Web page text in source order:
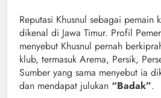
Reputasi Khusnul sebagai pemain
dikenal di Jawa Timur. Profil
menyebut Khusnul pernah
klub, termasuk Arema, Persik,
Sumber yang sama menyebut ia
dan mendapat julukan “Badak”.